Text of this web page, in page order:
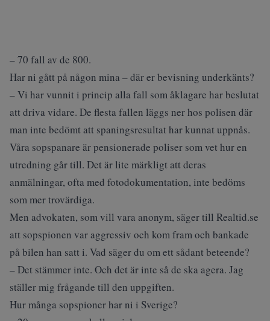
– 70 fall av de 800.
Har ni gått på någon mina – där er bevisning underkänts?
– Vi har vunnit i princip alla fall som åklagare har beslutat
att driva vidare. De flesta fallen läggs ner hos polisen där
man inte bedömt att spaningsresultat har kunnat uppnås.
Våra sopspanare är pensionerade poliser som vet hur en
utredning går till. Det är lite märkligt att deras
anmälningar, ofta med fotodokumentation, inte bedöms
som mer trovärdiga.
Men advokaten, som vill vara anonym, säger till Realtid.se
att sopspionen var aggressiv och kom fram och bankade
på bilen han satt i. Vad säger du om ett sådant beteende?
– Det stämmer inte. Och det är inte så de ska agera. Jag
ställer mig frågande till den uppgiften.
Hur många sopspioner har ni i Sverige?